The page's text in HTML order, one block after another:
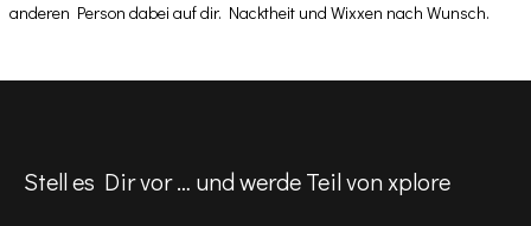
anderen Person dabei auf dir. Nacktheit und Wixxen nach Wunsch.
Stell es Dir vor … und werde Teil von xplore